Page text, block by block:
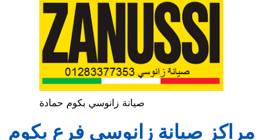
صيانة زانوسي بكوم حمادة
مراكز صيانة زانوسي فرع بكوم